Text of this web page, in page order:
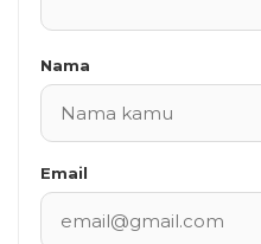
Nama
Email